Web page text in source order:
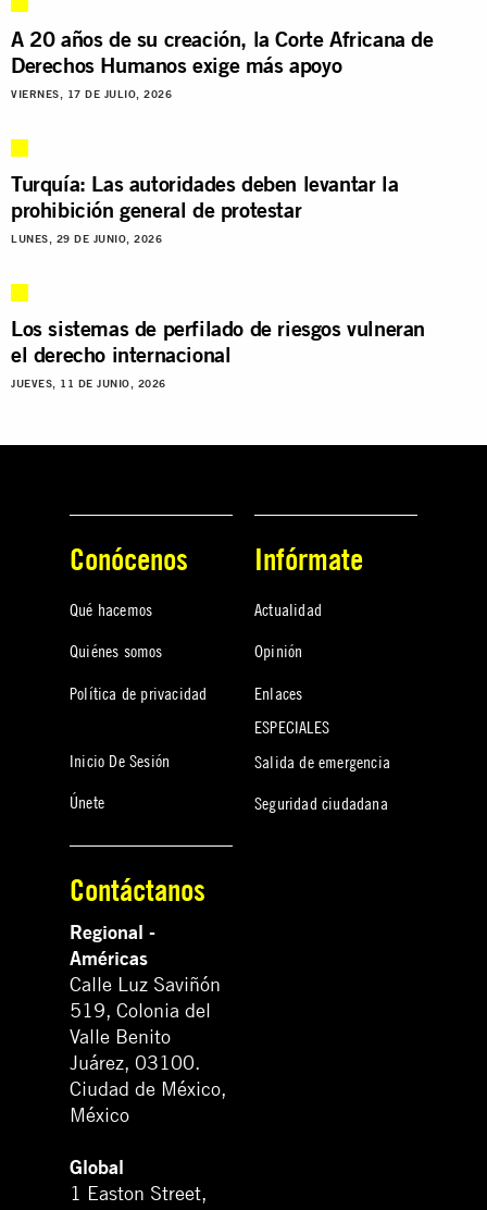
A 20 años de su creación, la Corte Africana de
Derechos Humanos exige más apoyo
VIERNES, 17 DE JULIO, 2026
Turquía: Las autoridades deben levantar la
prohibición general de protestar
LUNES, 29 DE JUNIO, 2026
Los sistemas de perfilado de riesgos vulneran
el derecho internacional
JUEVES, 11 DE JUNIO, 2026
Conócenos
Qué hacemos
Quiénes somos
Política de privacidad
Inicio De Sesión
Únete
Infórmate
Actualidad
Opinión
Enlaces
ESPECIALES
Salida de emergencia
Seguridad ciudadana
Contáctanos
Regional -
Américas
Calle Luz Saviñón
519, Colonia del
Valle Benito
Juárez, 03100.
Ciudad de México,
México
Global
1 Easton Street,